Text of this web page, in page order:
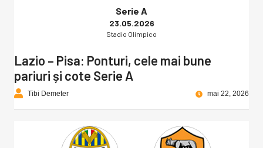
Serie A
23.05.2026
Stadio Olimpico
Lazio – Pisa: Ponturi, cele mai bune
pariuri și cote Serie A
Tibi Demeter mai 22, 2026